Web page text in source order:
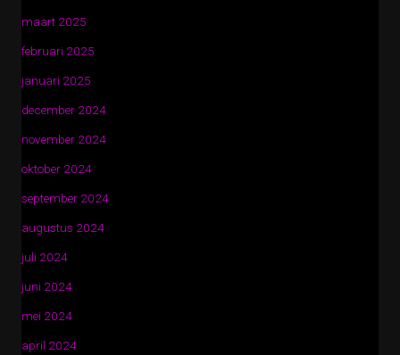
maart 2025
februari 2025
januari 2025
december 2024
november 2024
oktober 2024
september 2024
augustus 2024
juli 2024
juni 2024
mei 2024
april 2024